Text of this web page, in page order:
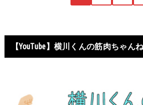
【YouTube】横川くんの筋肉ちゃん